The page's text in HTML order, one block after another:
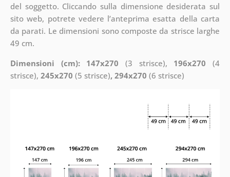
del soggetto. Cliccando sulla dimensione desiderata sul
sito web, potrete vedere l’anteprima esatta della carta
da parati. Le dimensioni sono composte da strisce larghe
49 cm.
Dimensioni (cm): 147x270 (3 strisce), 196x270 (4
strisce), 245x270 (5 strisce), 294x270 (6 strisce)